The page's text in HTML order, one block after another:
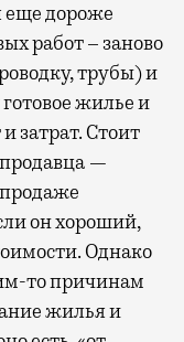
еще дороже
работ – заново
трубы) и
жилье и
затрат. Стоит
—
он хороший,
Однако
то причинам
жилья и